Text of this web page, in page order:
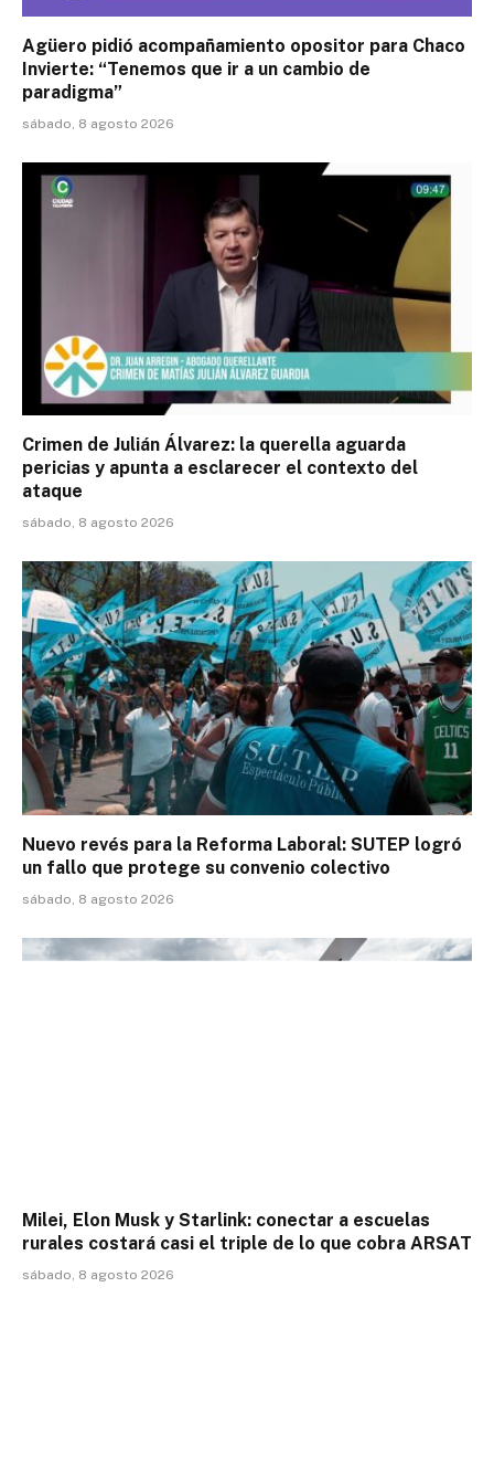
Agüero pidió acompañamiento opositor para Chaco
Invierte: “Tenemos que ir a un cambio de
paradigma”
sábado, 8 agosto 2026
Crimen de Julián Álvarez: la querella aguarda
pericias y apunta a esclarecer el contexto del
ataque
sábado, 8 agosto 2026
Nuevo revés para la Reforma Laboral: SUTEP logró
un fallo que protege su convenio colectivo
sábado, 8 agosto 2026
Milei, Elon Musk y Starlink: conectar a escuelas
rurales costará casi el triple de lo que cobra ARSAT
sábado, 8 agosto 2026